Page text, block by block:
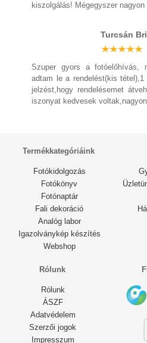
kiszolgálás! Mégegyszer
Turcsán
Szuper gyors a fotóelőhívás,
adtam le a rendelést(kis
jelzést,hogy rendelésemet
iszonyat kedvesek
Termékkategóriáink
Fotókidolgozás
Fotókönyv
Fotónaptár
Fali dekoráció
Analóg labor
Igazolványkép készítés
Webshop
Rólunk
Rólunk
ÁSZF
Adatvédelem
Szerzői jogok
Impresszum